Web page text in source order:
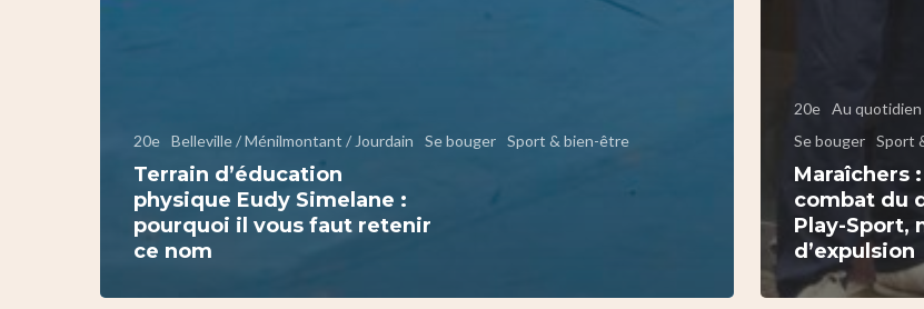
20e Belleville / Ménilmontant / Jourdain Se bouger Sport & bien-être
Terrain d’éducation
physique Eudy Simelane :
pourquoi il vous faut retenir
ce nom
20e Au quotidien
Se bouger Sport
Maraîchers
combat du
Play-Sport,
d’expulsion